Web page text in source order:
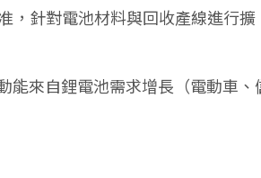
，針對電池材料與回收產線進行擴
能來自鋰電池需求增長（電動車、